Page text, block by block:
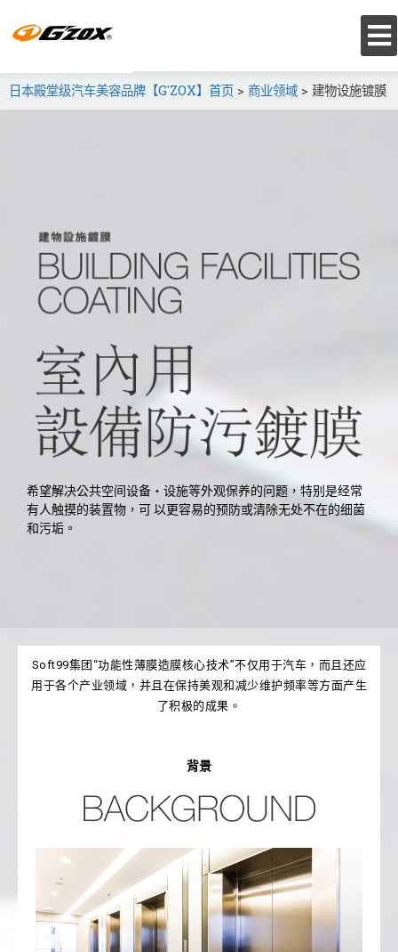
日本殿堂级汽车美容品牌【G'ZOX】首页 > 商业领域 > 建物设施镀膜
希望解决公共空间设备‧设施等外观保养的问题，特别是经常
有人触摸的装置物，可 以更容易的预防或清除无处不在的细菌
和污垢。
Soft99集团“功能性薄膜造膜核心技术”不仅用于汽车，而且还应
用于各个产业领域，并且在保持美观和减少维护频率等方面产生
了积极的成果。
背景